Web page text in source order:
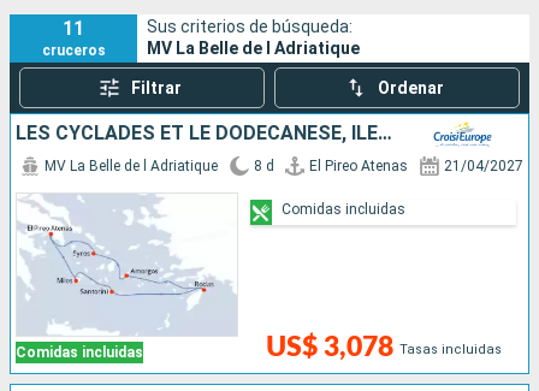
11
cruceros
Sus criterios de búsqueda:
MV La Belle de l Adriatique
Filtrar Ordenar
LES CYCLADES ET LE DODÉCANÈSE, ÎLES CONFIDENTIELLES DE LA MER ÉGÉE
Comidas incluidas
MV La Belle de l Adriatique 8 d El Pireo Atenas 21/04/2027
US$ 3,078 Tasas incluidas
Comidas incluidas